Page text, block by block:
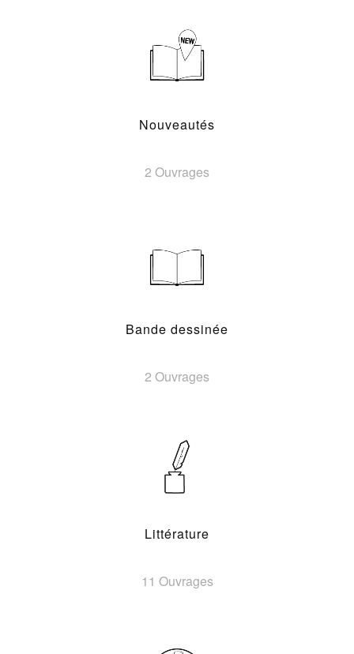
Nouveautés
2 Ouvrages
Bande dessinée
2 Ouvrages
Littérature
11 Ouvrages